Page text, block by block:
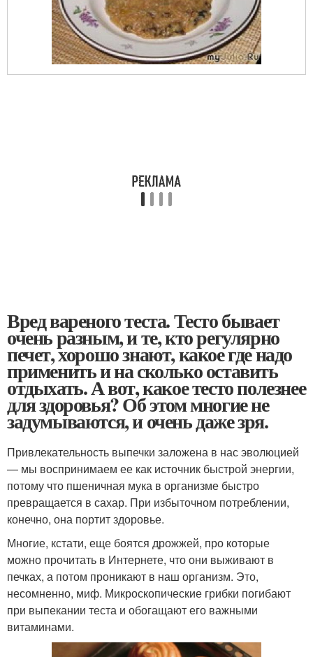
Вред вареного теста. Тесто бывает
очень разным, и те, кто регулярно
печет, хорошо знают, какое где надо
применить и на сколько оставить
отдыхать. А вот, какое тесто полезнее
для здоровья? Об этом многие не
задумываются, и очень даже зря.
Привлекательность выпечки заложена в нас эволюцией
— мы воспринимаем ее как источник быстрой энергии,
потому что пшеничная мука в организме быстро
превращается в сахар. При избыточном потреблении,
конечно, она портит здоровье.
Многие, кстати, еще боятся дрожжей, про которые
можно прочитать в Интернете, что они выживают в
печках, а потом проникают в наш организм. Это,
несомненно, миф. Микроскопические грибки погибают
при выпекании теста и обогащают его важными
витаминами.